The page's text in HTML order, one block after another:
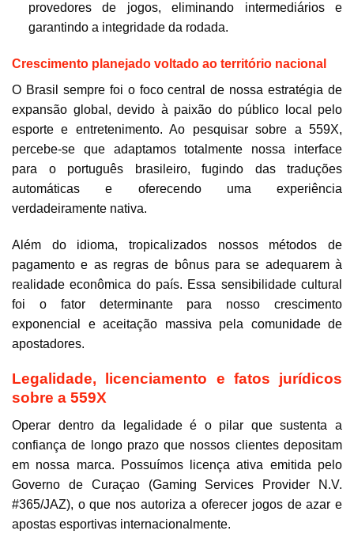
provedores de jogos, eliminando intermediários e
garantindo a integridade da rodada.
Crescimento planejado voltado ao território nacional
O Brasil sempre foi o foco central de nossa estratégia de
expansão global, devido à paixão do público local pelo
esporte e entretenimento. Ao pesquisar sobre a 559X,
percebe-se que adaptamos totalmente nossa interface
para o português brasileiro, fugindo das traduções
automáticas e oferecendo uma experiência
verdadeiramente nativa.
Além do idioma, tropicalizados nossos métodos de
pagamento e as regras de bônus para se adequarem à
realidade econômica do país. Essa sensibilidade cultural
foi o fator determinante para nosso crescimento
exponencial e aceitação massiva pela comunidade de
apostadores.
Legalidade, licenciamento e fatos jurídicos
sobre a 559X
Operar dentro da legalidade é o pilar que sustenta a
confiança de longo prazo que nossos clientes depositam
em nossa marca. Possuímos licença ativa emitida pelo
Governo de Curaçao (Gaming Services Provider N.V.
#365/JAZ), o que nos autoriza a oferecer jogos de azar e
apostas esportivas internacionalmente.